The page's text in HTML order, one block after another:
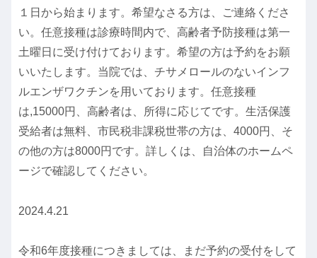
１日から始まります。希望なさる方は、ご連絡くださ
い。任意接種は診療時間内で、高齢者予防接種は第一
土曜日に受け付けております。希望の方は予約をお願
いいたします。当院では、チサメロールのないインフ
ルエンザワクチンを用いております。任意接種
は,15000円、高齢者は、所得に応じてです。生活保護
受給者は無料、市民税非課税世帯の方は、4000円、そ
の他の方は8000円です。詳しくは、自治体のホームペ
ージで確認してください。
2024.4.21
令和6年度接種につきましては、まだ予約の受付をして